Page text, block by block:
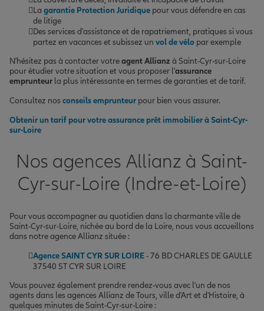
La garantie Protection Juridique pour vous défendre en cas
de litige
Des services d'assistance et de rapatriement, pratiques si vous
partez en vacances et subissez un vol de vélo par exemple
N'hésitez pas à contacter votreagent Allianz à Saint-Cyr-sur-Loire
pour étudier votre situation et vous proposer l'assurance
emprunteur la plus intéressante en termes de garanties et de tarif.
Consultez nos conseils emprunteur pour bien vous assurer.
Obtenir un tarif pour votre assurance prêt immobilier à Saint-Cyr-
sur-Loire
Nos agences Allianz à Saint-
Cyr-sur-Loire (Indre-et-Loire)
Pour vous accompagner au quotidien dans la charmante ville de
Saint-Cyr-sur-Loire, nichée au bord de la Loire, nous vous accueillons
dans notre agence Allianz située :
Agence SAINT CYR SUR LOIRE- 76 BD CHARLES DE GAULLE
37540 ST CYR SUR LOIRE
Vous pouvez également prendre rendez-vous avec l'un de nos
agents dans les agences Allianz de Tours, ville d'Art et d'Histoire, à
quelques minutes de Saint-Cyr-sur-Loire :